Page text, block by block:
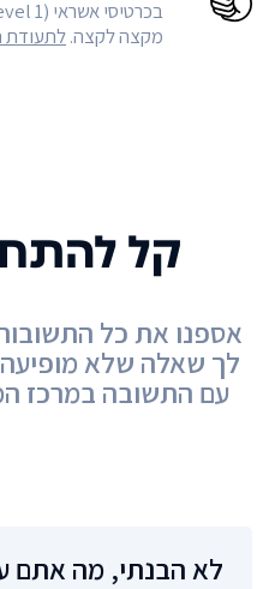
מקצה לקצה.לתעודת
לא הבנתי, מה אתם
קל
אספנו את כל
לך שאלה שלא
עם התשובה במרכז